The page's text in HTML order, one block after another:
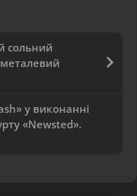
сольний
у виконанні
«Newsted».